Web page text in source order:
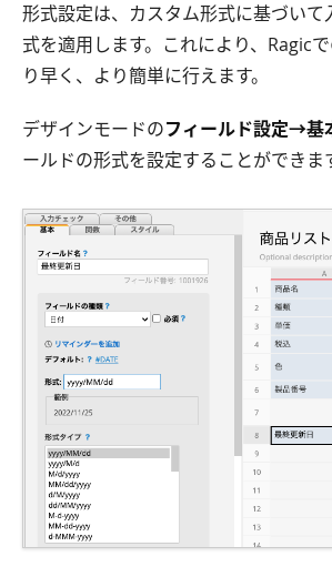
形式設定は、カスタム形式に基づいて
式を適用します。これにより、Ragic
り早く、より簡単に行えます。
デザインモードのフィールド設定→基
ールドの形式を設定することができま